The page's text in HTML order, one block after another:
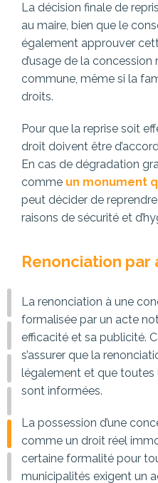
La décision finale de
au maire, bien que le
également approuver
d’usage de la
commune, même si la
droits.
Pour que la reprise soit
droit doivent être
En cas de dégradation
comme un monument
peut décider de
raisons de sécurité et
Renonciation par
La renonciation à une
formalisée par un acte
efficacité et sa publicité.
s’assurer que la
légalement et que toutes
sont informées.
La possession d’une
comme un droit réel
certaine formalité pour
municipalités exigent un